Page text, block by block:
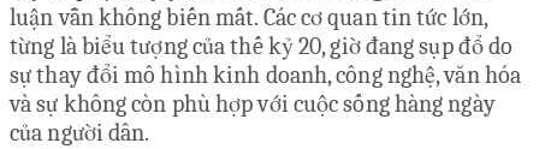
luận vẫn không biến mất. Các cơ quan tin tức lớn,
từng là biểu tượng của thế kỷ 20, giờ đang sụp đổ do
sự thay đổi mô hình kinh doanh, công nghệ, văn hóa
và sự không còn phù hợp với cuộc sống hàng ngày
của người dân.